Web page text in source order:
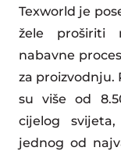
Texworld je
žele proširiti
nabavne
za proizvodnju.
su više od
cijelog
jednog od